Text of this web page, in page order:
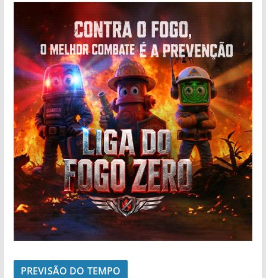
PREVISÃO DO TEMPO